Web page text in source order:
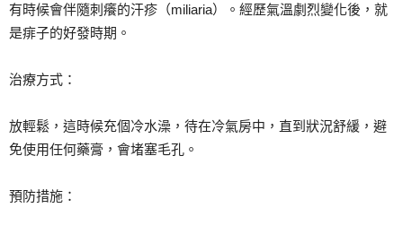
有時候會伴隨刺癢的汗疹（miliaria）。經歷氣溫劇烈變化後，就
是痱子的好發時期。
治療方式：
放輕鬆，這時候充個冷水澡，待在冷氣房中，直到狀況舒緩，避
免使用任何藥膏，會堵塞毛孔。
預防措施：